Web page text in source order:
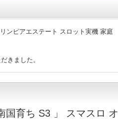
ンピアエステート スロット実機 家庭
きました。
国育ち S3 」 スマスロ オ